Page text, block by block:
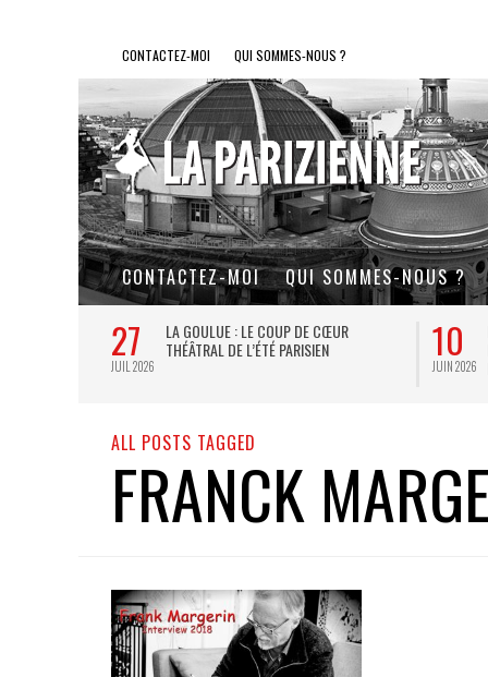
CONTACTEZ-MOI QUI SOMMES-NOUS ?
CONTACTEZ-MOI QUI SOMMES-NOUS ?
27
JUIL 2026
LA GOULUE : LE COUP DE CŒUR
THÉÂTRAL DE L’ÉTÉ PARISIEN
10
JUIN 2026
ALL POSTS TAGGED
FRANCK